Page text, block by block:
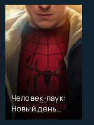
Человек-паук:
Новый день
(2026)